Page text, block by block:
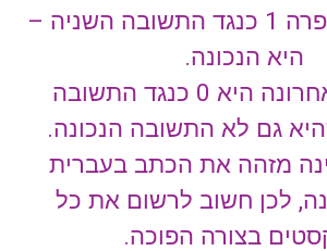
הראשונה, הספרה 1 כנגד התשובה השניה –
היא הנכונה.
והספרה האחרונה היא 0 כנגד התשובה
גם לא התשובה הנכונה.
מזהה את הכתב בעברית
לכן חשוב לרשום את כל
בצורה הפוכה.